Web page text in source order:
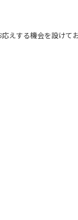
えする機会を設けて